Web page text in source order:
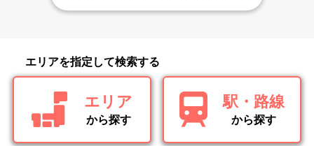
エリアを指定して検索する
エリア
から探す
駅・路線
から探す